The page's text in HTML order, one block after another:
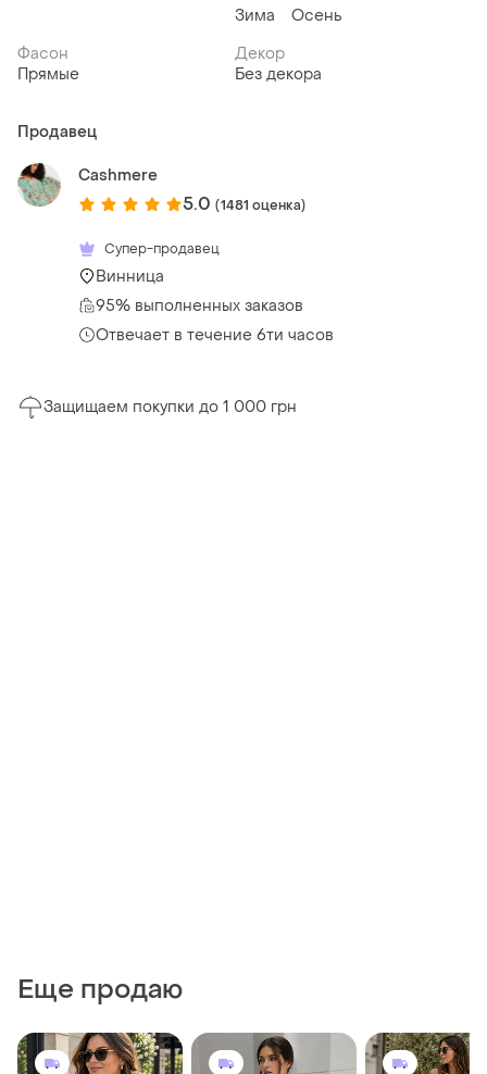
Зима
Осень
Фасон
Прямые
Декор
Без декора
Продавец
Cashmere
5.0 (1481 оценка)
Супер-продавец
Винница
95% выполненных заказов
Отвечает в течение 6ти часов
Защищаем покупки до 1 000 грн
Еще продаю